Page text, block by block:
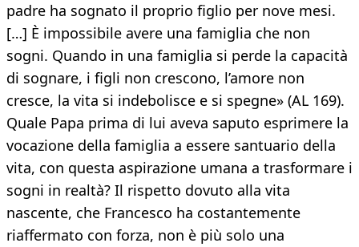
padre ha sognato il proprio figlio per nove mesi.
[…] È impossibile avere una famiglia che non
sogni. Quando in una famiglia si perde la capacità
di sognare, i figli non crescono, l’amore non
cresce, la vita si indebolisce e si spegne» (AL 169).
Quale Papa prima di lui aveva saputo esprimere la
vocazione della famiglia a essere santuario della
vita, con questa aspirazione umana a trasformare i
sogni in realtà? Il rispetto dovuto alla vita
nascente, che Francesco ha costantemente
riaffermato con forza, non è più solo una